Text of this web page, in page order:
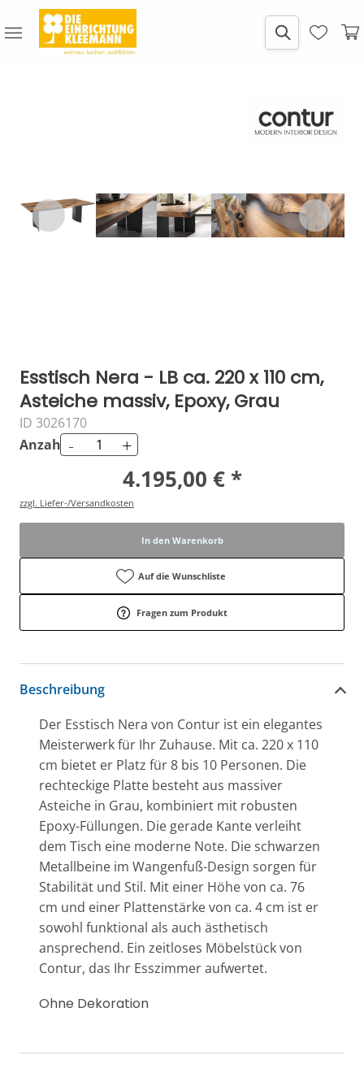
Esstisch Nera - LB ca. 220 x 110 cm,
Asteiche massiv, Epoxy, Grau
ID 3026170
Anzahl - +
4.195,00 € *
zzgl. Liefer-/Versandkosten
In den Warenkorb
Auf die Wunschliste
Fragen zum Produkt
Beschreibung
Der Esstisch Nera von Contur ist ein elegantes
Meisterwerk für Ihr Zuhause. Mit ca. 220 x 110
cm bietet er Platz für 8 bis 10 Personen. Die
rechteckige Platte besteht aus massiver
Asteiche in Grau, kombiniert mit robusten
Epoxy-Füllungen. Die gerade Kante verleiht
dem Tisch eine moderne Note. Die schwarzen
Metallbeine im Wangenfuß-Design sorgen für
Stabilität und Stil. Mit einer Höhe von ca. 76
cm und einer Plattenstärke von ca. 4 cm ist er
sowohl funktional als auch ästhetisch
ansprechend. Ein zeitloses Möbelstück von
Contur, das Ihr Esszimmer aufwertet.
Ohne Dekoration